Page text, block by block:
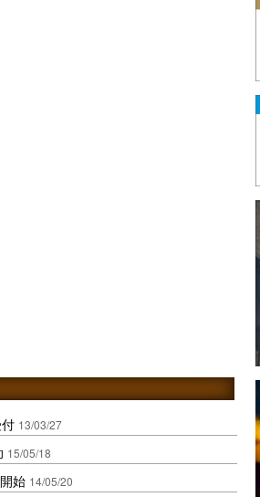
13/03/27
15/05/18
始 14/05/20